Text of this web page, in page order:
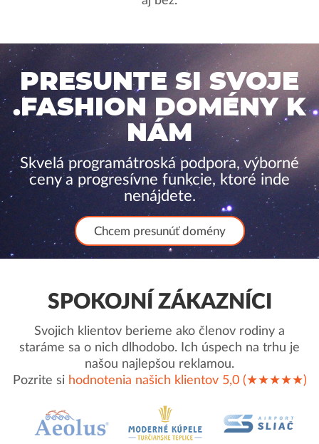
PRESUNTE SI SVOJE
.FASHION DOMÉNY K
NÁM
Skvelá programátroská podpora, výborné
ceny a progresívne funkcie, ktoré inde
nenájdete.
Chcem presunúť domény
SPOKOJNÍ ZÁKAZNÍCI
Svojich klientov berieme ako členov rodiny a
staráme sa o nich dlhodobo. Ich úspech na trhu je
našou najlepšou reklamou.
Pozrite si hodnotenia našich klientov 5,0 (★★★★★)